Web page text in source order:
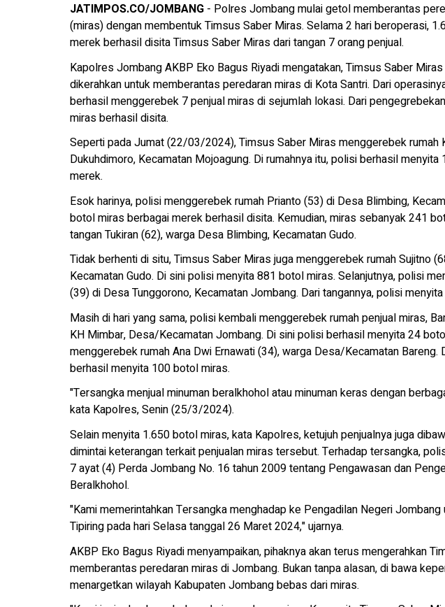
JATIMPOS.CO/JOMBANG - Polres Jombang mulai getol memberantas
(miras) dengan membentuk Timsus Saber Miras. Selama 2 hari beroperasi,
merek berhasil disita Timsus Saber Miras dari tangan 7 orang penjual.
Kapolres Jombang AKBP Eko Bagus Riyadi mengatakan, Timsus Saber
dikerahkan untuk memberantas peredaran miras di Kota Santri. Dari
berhasil menggerebek 7 penjual miras di sejumlah lokasi. Dari
miras berhasil disita.
Seperti pada Jumat (22/03/2024), Timsus Saber Miras menggerebek rumah
Dukuhdimoro, Kecamatan Mojoagung. Di rumahnya itu, polisi berhasil
merek.
Esok harinya, polisi menggerebek rumah Prianto (53) di Desa Blimbing,
botol miras berbagai merek berhasil disita. Kemudian, miras sebanyak 241
tangan Tukiran (62), warga Desa Blimbing, Kecamatan Gudo.
Tidak berhenti di situ, Timsus Saber Miras juga menggerebek rumah Sujitno
Kecamatan Gudo. Di sini polisi menyita 881 botol miras. Selanjutnya, polisi
(39) di Desa Tunggorono, Kecamatan Jombang. Dari tangannya, polisi
Masih di hari yang sama, polisi kembali menggerebek rumah penjual miras,
KH Mimbar, Desa/Kecamatan Jombang. Di sini polisi berhasil menyita 24
menggerebek rumah Ana Dwi Ernawati (34), warga Desa/Kecamatan Bareng.
berhasil menyita 100 botol miras.
"Tersangka menjual minuman beralkhohol atau minuman keras dengan
kata Kapolres, Senin (25/3/2024).
Selain menyita 1.650 botol miras, kata Kapolres, ketujuh penjualnya juga
dimintai keterangan terkait penjualan miras tersebut. Terhadap tersangka,
7 ayat (4) Perda Jombang No. 16 tahun 2009 tentang Pengawasan dan
Beralkhohol.
"Kami memerintahkan Tersangka menghadap ke Pengadilan Negeri
Tipiring pada hari Selasa tanggal 26 Maret 2024," ujarnya.
AKBP Eko Bagus Riyadi menyampaikan, pihaknya akan terus mengerahkan
memberantas peredaran miras di Jombang. Bukan tanpa alasan, di bawa
menargetkan wilayah Kabupaten Jombang bebas dari miras.